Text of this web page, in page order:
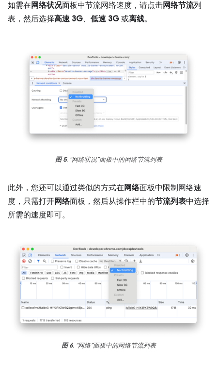
如需在网络状况面板中节流网络速度，请点击网络节流列
表，然后选择高速 3G、 低速 3G 或离线。
图 5. “网络状况”面板中的网络节流列表
此外，您还可以通过类似的方式在网络面板中限制网络速
度，只需打开网络面板，然后从操作栏中的节流列表中选择
所需的速度即可。
图 6. “网络”面板中的网络节流列表